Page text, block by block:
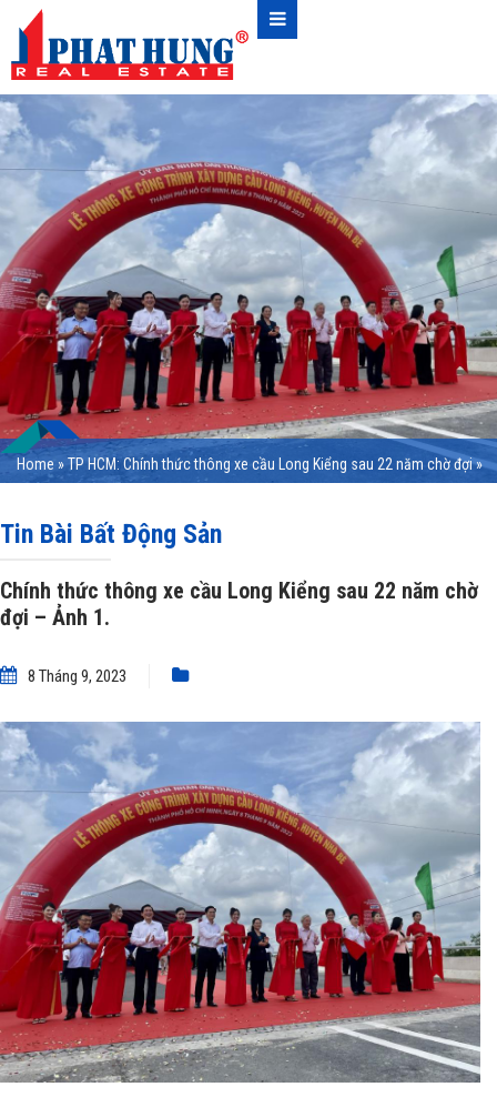
Home »TP HCM: Chính thức thông xe cầu Long Kiểng sau 22 năm chờ đợi»
Tin Bài Bất Động Sản
Chính thức thông xe cầu Long Kiểng sau 22 năm chờ
đợi – Ảnh 1.
8 Tháng 9, 2023